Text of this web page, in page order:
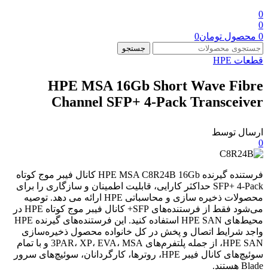
0
0
0 محصول تومان0
جستجو
قطعات HPE
HPE MSA 16Gb Short Wave Fibre
Channel SFP+ 4-Pack Transceiver
ارسال توسط
0
فرستنده گیرنده HPE MSA C8R24B 16Gb کانال فیبر موج کوتاه
SFP+ 4-Pack حداکثر کارایی، قابلیت اطمینان و سازگاری را برای
محصولات ذخیره سازی و محاسباتی HPE ارائه می دهد. توصیه
می‌شود فقط از فرستنده‌های SFP+ کانال فیبر موج کوتاه HPE در
محیط‌های HPE SAN استفاده کنید. این فرستنده‌های گیرنده HPE
واجد شرایط اتصال و پخش در کل خانواده محصول ذخیره‌سازی
HPE SAN، از جمله پلتفرم‌های 3PAR، XP، EVA، MSA و با تمام
سوئیچ‌های کانال فیبر HPE، روترها، کارگردانان، سوئیچ‌های سرور
Blade هستند.